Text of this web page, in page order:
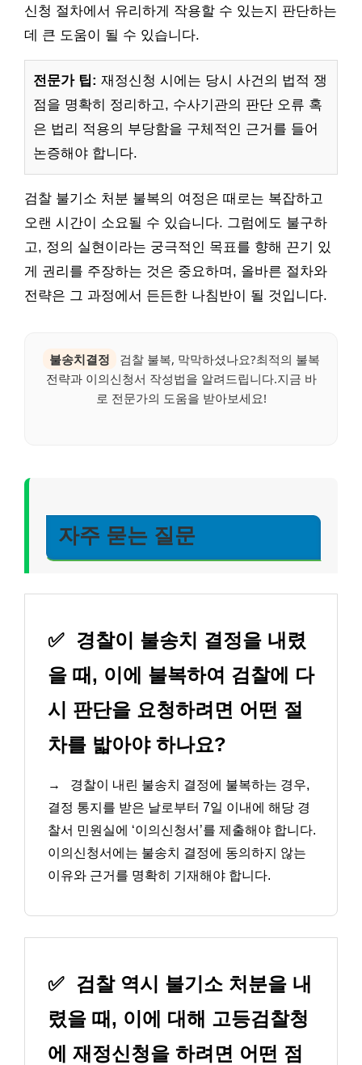
신청 절차에서 유리하게 작용할 수 있는지 판단하는
데 큰 도움이 될 수 있습니다.
전문가 팁: 재정신청 시에는 당시 사건의 법적 쟁
점을 명확히 정리하고, 수사기관의 판단 오류 혹
은 법리 적용의 부당함을 구체적인 근거를 들어
논증해야 합니다.
검찰 불기소 처분 불복의 여정은 때로는 복잡하고
오랜 시간이 소요될 수 있습니다. 그럼에도 불구하
고, 정의 실현이라는 궁극적인 목표를 향해 끈기 있
게 권리를 주장하는 것은 중요하며, 올바른 절차와
전략은 그 과정에서 든든한 나침반이 될 것입니다.
불송치결정
검찰 불복, 막막하셨나요?최적의 불복
전략과 이의신청서 작성법을 알려드립니다.지금 바
로 전문가의 도움을 받아보세요!
자주 묻는 질문
✅ 경찰이 불송치 결정을 내렸
을 때, 이에 불복하여 검찰에 다
시 판단을 요청하려면 어떤 절
차를 밟아야 하나요?
→
경찰이 내린 불송치 결정에 불복하는 경우,
결정 통지를 받은 날로부터 7일 이내에 해당 경
찰서 민원실에 ‘이의신청서’를 제출해야 합니다.
이의신청서에는 불송치 결정에 동의하지 않는
이유와 근거를 명확히 기재해야 합니다.
✅ 검찰 역시 불기소 처분을 내
렸을 때, 이에 대해 고등검찰청
에 재정신청을 하려면 어떤 점